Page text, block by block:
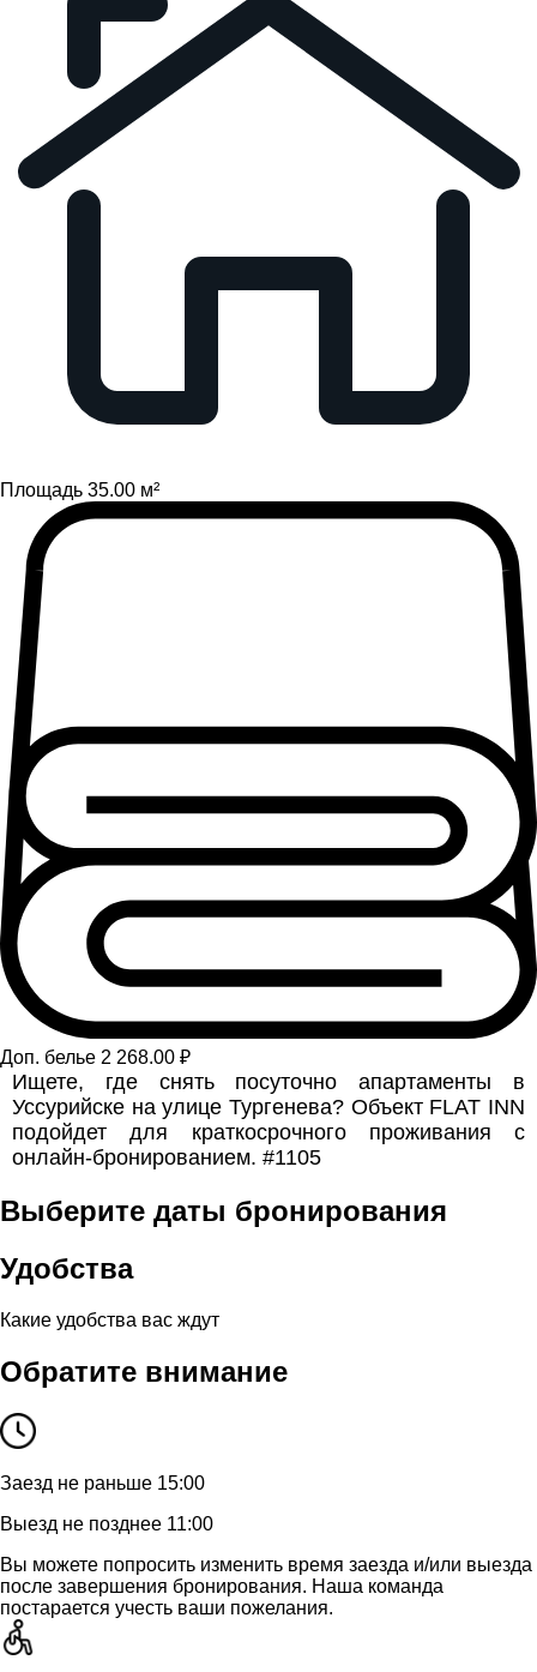
Площадь 35.00 м²
Доп. белье 2 268.00 ₽
Ищете, где снять посуточно апартаменты в
Уссурийске на улице Тургенева? Объект FLAT INN
подойдет для краткосрочного проживания с
онлайн-бронированием. #1105
Выберите даты бронирования
Удобства
Какие удобства вас ждут
Обратите внимание
Заезд не раньше 15:00
Выезд не позднее 11:00
Вы можете попросить изменить время заезда и/или выезда
после завершения бронирования. Наша команда
постарается учесть ваши пожелания.